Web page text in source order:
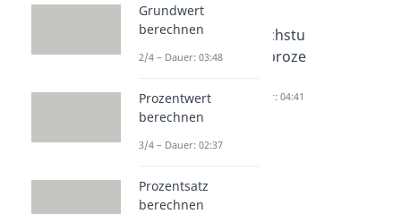
Hektar
Dauer: 02:55
ar in qm
Dauer: 04:00
Wachstu
msproze
Dauer: 04:41
Grundwert
berechnen
2/4 – Dauer: 03:48
Prozentwert
berechnen
3/4 – Dauer: 02:37
Prozentsatz
berechnen